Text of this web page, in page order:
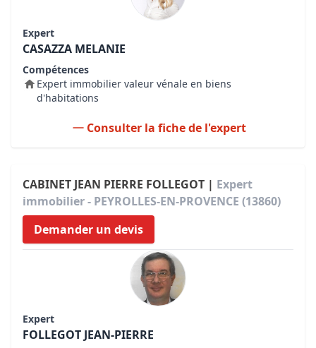
Expert
CASAZZA MELANIE
Compétences
Expert immobilier valeur vénale en biens
d'habitations
Consulter la fiche de l'expert
CABINET JEAN PIERRE FOLLEGOT | Expert
immobilier - PEYROLLES-EN-PROVENCE (13860)
Demander un devis
Expert
FOLLEGOT JEAN-PIERRE